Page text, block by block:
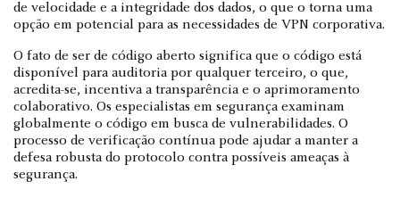
de velocidade e a integridade dos dados, o que o torna uma
opção em potencial para as necessidades de VPN corporativa.
O fato de ser de código aberto significa que o código está
disponível para auditoria por qualquer terceiro, o que,
acredita-se, incentiva a transparência e o aprimoramento
colaborativo. Os especialistas em segurança examinam
globalmente o código em busca de vulnerabilidades. O
processo de verificação contínua pode ajudar a manter a
defesa robusta do protocolo contra possíveis ameaças à
segurança.